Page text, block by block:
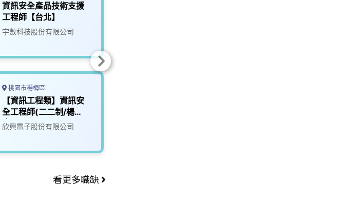
資訊安全產品技術支援
工程師【台北】
宇數科技股份有限公司
桃園市楊梅區
【資訊工程類】資訊安
全工程師(二二制/楊梅
廠區)
欣興電子股份有限公司
看更多職缺